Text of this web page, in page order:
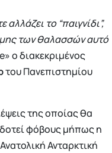
αλλάζει το “παιγνίδι”,
των θαλασσών αυτό
ο διακεκριμένος
του Πανεπιστημίου
της οποίας θα
φόβους μήπως η
Ανταρκτική